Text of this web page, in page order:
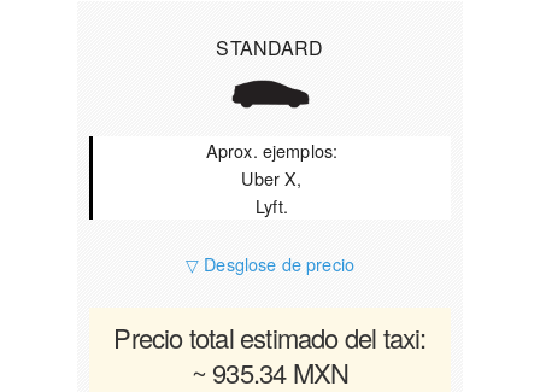
STANDARD
Aprox. ejemplos:
Uber X,
Lyft.
▽ Desglose de precio
Precio total estimado del taxi:
~ 935.34 MXN